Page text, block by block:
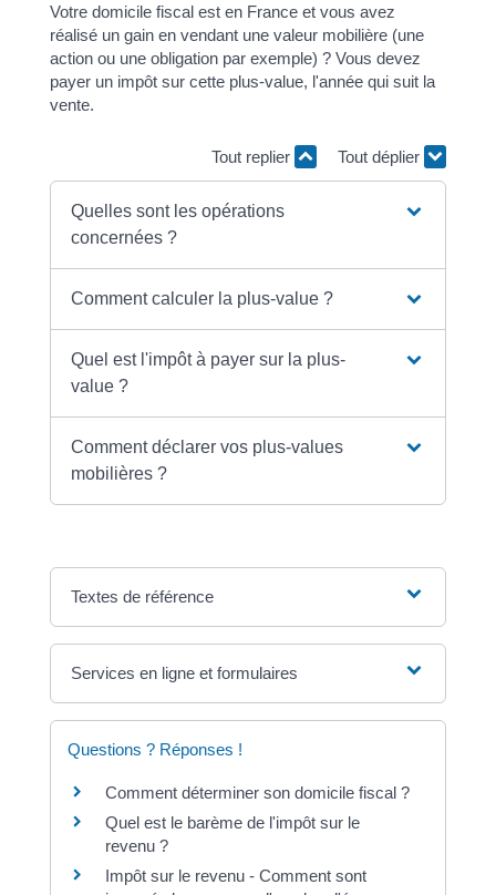
Votre domicile fiscal est en France et vous avez
réalisé un gain en vendant une valeur mobilière (une
action ou une obligation par exemple) ? Vous devez
payer un impôt sur cette plus-value, l'année qui suit la
vente.
Tout replier Tout déplier
Quelles sont les opérations
concernées ?
Comment calculer la plus-value ?
Quel est l'impôt à payer sur la plus-
value ?
Comment déclarer vos plus-values
mobilières ?
Textes de référence
Services en ligne et formulaires
Questions ? Réponses !
Comment déterminer son domicile fiscal ?
Quel est le barème de l'impôt sur le
revenu ?
Impôt sur le revenu - Comment sont